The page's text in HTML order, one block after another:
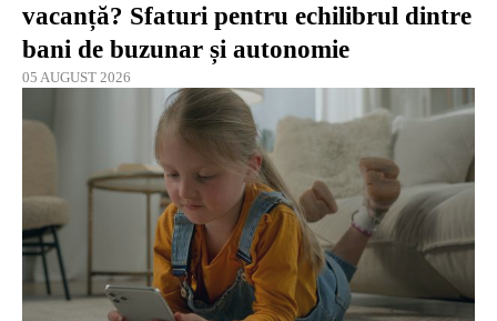
vacanță? Sfaturi pentru echilibrul dintre
bani de buzunar și autonomie
05 AUGUST 2026